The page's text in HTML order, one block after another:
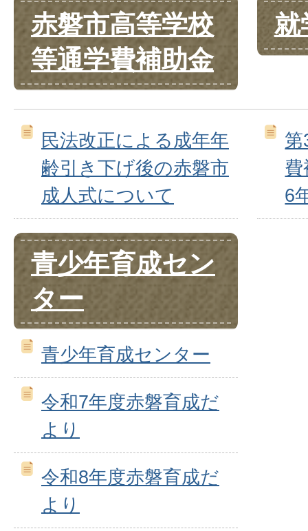
赤磐市高等学校
等通学費補助金
就
民法改正による成年年
齢引き下げ後の赤磐市
成人式について
第
6
青少年育成セン
ター
青少年育成センター
令和7年度赤磐育成だ
より
令和8年度赤磐育成だ
より